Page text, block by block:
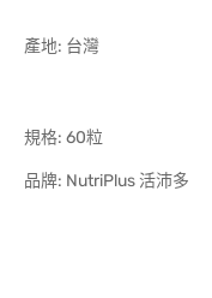
產地: 台灣
規格: 60粒
品牌: NutriPlus 活沛多